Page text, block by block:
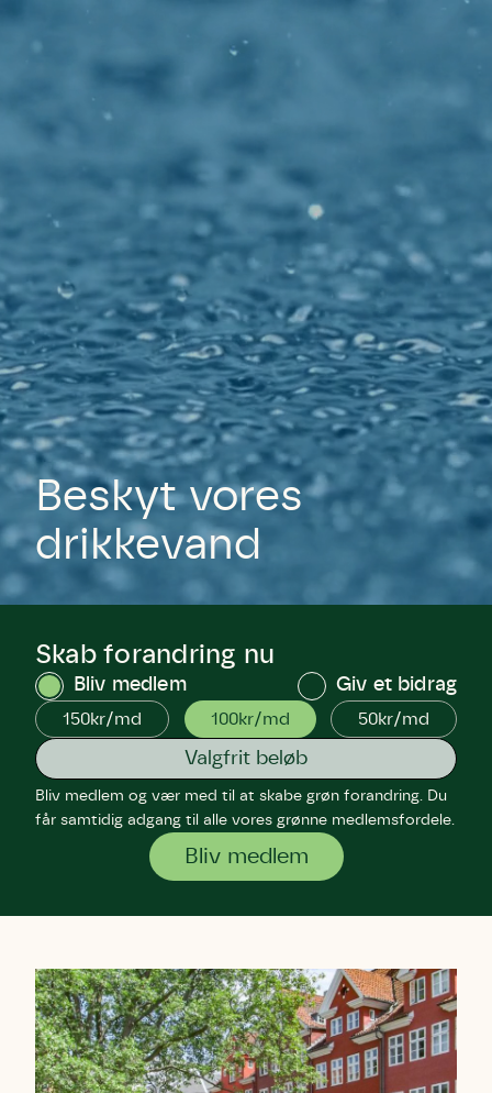
Beskyt vores
drikkevand
Skab forandring nu
Bliv medlem Giv et bidrag
150kr/md 100kr/md 50kr/md
Bliv medlem og vær med til at skabe grøn forandring. Du
får samtidig adgang til alle vores grønne medlemsfordele.
Bliv medlem